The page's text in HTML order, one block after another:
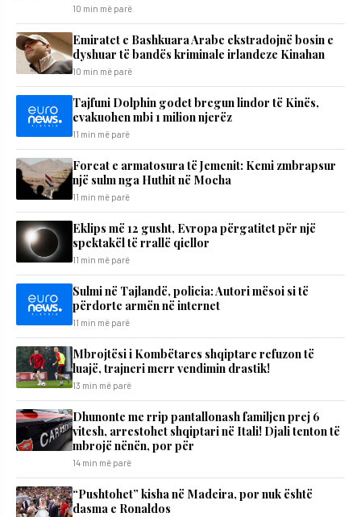
10 min më parë
Emiratet e Bashkuara Arabe ekstradojnë bosin e
dyshuar të bandës kriminale irlandeze Kinahan
10 min më parë
Tajfuni Dolphin godet bregun lindor të Kinës,
evakuohen mbi 1 milion njerëz
11 min më parë
Forcat e armatosura të Jemenit: Kemi zmbrapsur
një sulm nga Huthit në Mocha
11 min më parë
Eklips më 12 gusht, Evropa përgatitet për një
spektakël të rrallë qiellor
11 min më parë
Sulmi në Tajlandë, policia: Autori mësoi si të
përdorte armën në internet
11 min më parë
Mbrojtësi i Kombëtares shqiptare refuzon të
luajë, trajneri merr vendimin drastik!
13 min më parë
Dhunonte me rrip pantallonash familjen prej 6
vitesh, arrestohet shqiptari në Itali! Djali tenton të
mbrojë nënën, por për
14 min më parë
“Pushtohet” kisha në Madeira, por nuk është
dasma e Ronaldos